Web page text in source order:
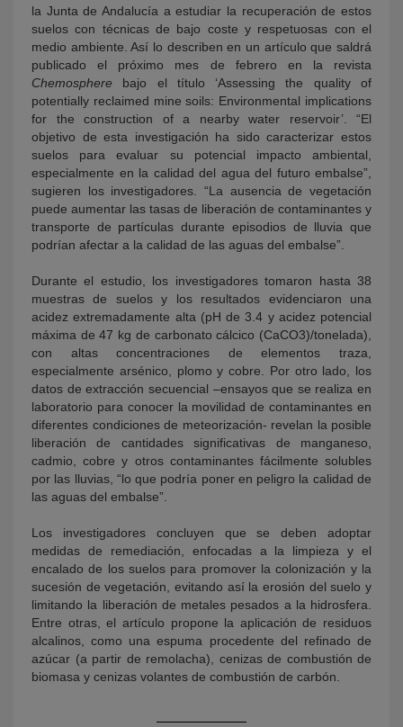
la Junta de Andalucía a estudiar la recuperación de estos
suelos con técnicas de bajo coste y respetuosas con el
medio ambiente. Así lo describen en un artículo que saldrá
publicado el próximo mes de febrero en la revista
Chemosphere bajo el título ‘Assessing the quality of
potentially reclaimed mine soils: Environmental implications
for the construction of a nearby water reservoir’. “El
objetivo de esta investigación ha sido caracterizar estos
suelos para evaluar su potencial impacto ambiental,
especialmente en la calidad del agua del futuro embalse”,
sugieren los investigadores. “La ausencia de vegetación
puede aumentar las tasas de liberación de contaminantes y
transporte de partículas durante episodios de lluvia que
podrían afectar a la calidad de las aguas del embalse”.
Durante el estudio, los investigadores tomaron hasta 38
muestras de suelos y los resultados evidenciaron una
acidez extremadamente alta (pH de 3.4 y acidez potencial
máxima de 47 kg de carbonato cálcico (CaCO3)/tonelada),
con altas concentraciones de elementos traza,
especialmente arsénico, plomo y cobre. Por otro lado, los
datos de extracción secuencial –ensayos que se realiza en
laboratorio para conocer la movilidad de contaminantes en
diferentes condiciones de meteorización- revelan la posible
liberación de cantidades significativas de manganeso,
cadmio, cobre y otros contaminantes fácilmente solubles
por las lluvias, “lo que podría poner en peligro la calidad de
las aguas del embalse”.
Los investigadores concluyen que se deben adoptar
medidas de remediación, enfocadas a la limpieza y el
encalado de los suelos para promover la colonización y la
sucesión de vegetación, evitando así la erosión del suelo y
limitando la liberación de metales pesados a la hidrosfera.
Entre otras, el artículo propone la aplicación de residuos
alcalinos, como una espuma procedente del refinado de
azúcar (a partir de remolacha), cenizas de combustión de
biomasa y cenizas volantes de combustión de carbón.